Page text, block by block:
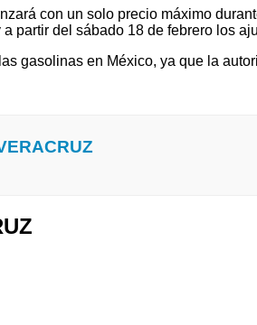
con un solo precio máximo
partir del sábado 18 de febrero los
gasolinas en México, ya que la